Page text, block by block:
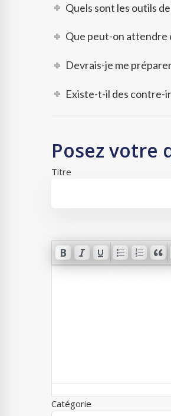
Quels sont les outils
Que peut-on attendre
Devrais-je me
Existe-t-il des contre-
Posez votre
Titre
Catégorie